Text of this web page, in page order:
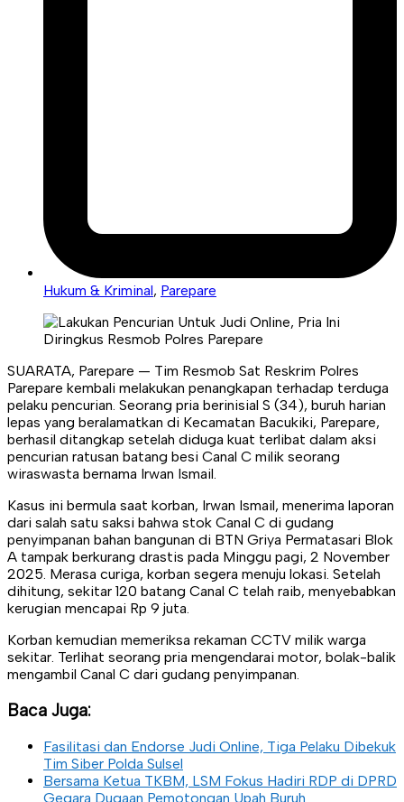
Hukum & Kriminal, Parepare
SUARATA, Parepare — Tim Resmob Sat Reskrim Polres
Parepare kembali melakukan penangkapan terhadap terduga
pelaku pencurian. Seorang pria berinisial S (34), buruh harian
lepas yang beralamatkan di Kecamatan Bacukiki, Parepare,
berhasil ditangkap setelah diduga kuat terlibat dalam aksi
pencurian ratusan batang besi Canal C milik seorang
wiraswasta bernama Irwan Ismail.
Kasus ini bermula saat korban, Irwan Ismail, menerima laporan
dari salah satu saksi bahwa stok Canal C di gudang
penyimpanan bahan bangunan di BTN Griya Permatasari Blok
A tampak berkurang drastis pada Minggu pagi, 2 November
2025. Merasa curiga, korban segera menuju lokasi. Setelah
dihitung, sekitar 120 batang Canal C telah raib, menyebabkan
kerugian mencapai Rp 9 juta.
Korban kemudian memeriksa rekaman CCTV milik warga
sekitar. Terlihat seorang pria mengendarai motor, bolak-balik
mengambil Canal C dari gudang penyimpanan.
Baca Juga:
Fasilitasi dan Endorse Judi Online, Tiga Pelaku Dibekuk
Tim Siber Polda Sulsel
Bersama Ketua TKBM, LSM Fokus Hadiri RDP di DPRD
Gegara Dugaan Pemotongan Upah Buruh